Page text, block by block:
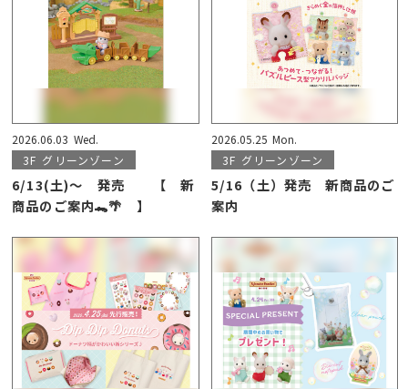
2026.06.03 Wed.
3F グリーンゾーン
6/13(土)～ 発売 【 新
商品のご案内🐊🌴 】
2026.05.25 Mon.
3F グリーンゾーン
5/16（土）発売 新商品のご
案内